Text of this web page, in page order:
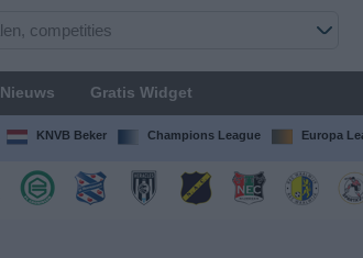
Nieuws Gratis Widget
KNVB Beker Champions League Europa